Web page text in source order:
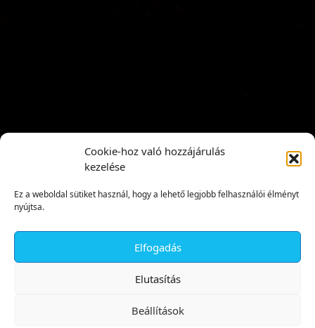
Cookie-hoz való hozzájárulás
kezelése
Ez a weboldal sütiket használ, hogy a lehető legjobb felhasználói élményt
nyújtsa.
Elfogadás
Elutasítás
Beállítások
✕